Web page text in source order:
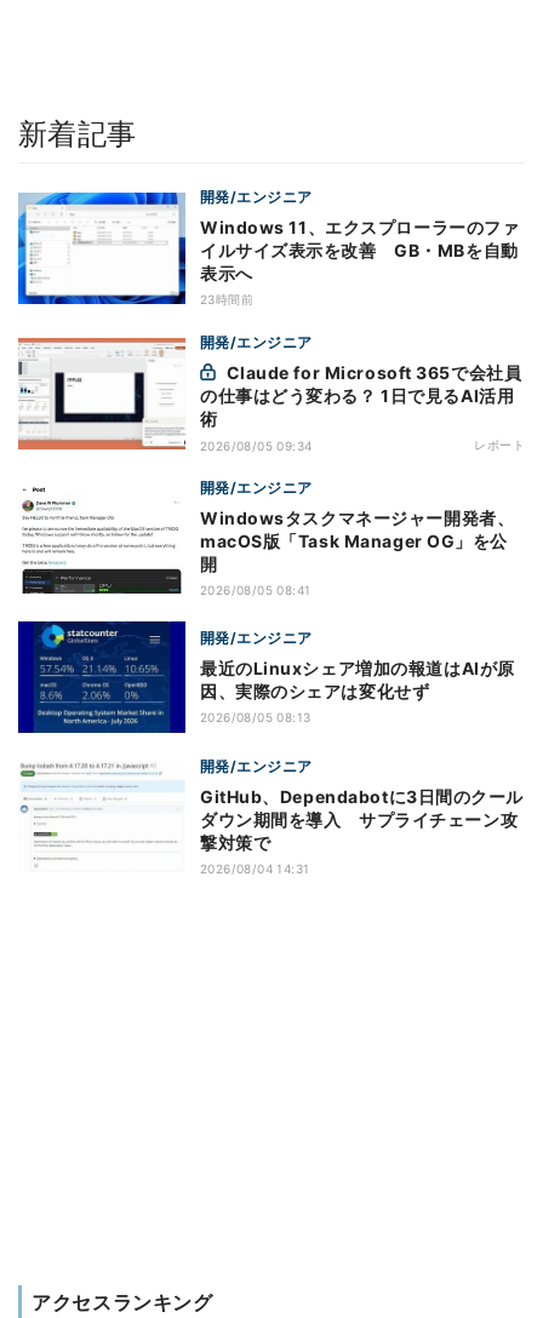
新着記事
開発/エンジニア
Windows 11、エクスプローラーのファ
イルサイズ表示を改善 GB・MBを自動
表示へ
23時間前
開発/エンジニア
の仕事はどう変わる？ 1日で見るAI活用
術
2026/08/05 09:34 レポート
開発/エンジニア
Windowsタスクマネージャー開発者、
macOS版「Task Manager OG」を公
開
2026/08/05 08:41
開発/エンジニア
最近のLinuxシェア増加の報道はAIが原
因、実際のシェアは変化せず
2026/08/05 08:13
開発/エンジニア
GitHub、Dependabotに3日間のクール
ダウン期間を導入 サプライチェーン攻
撃対策で
2026/08/04 14:31
アクセスランキング